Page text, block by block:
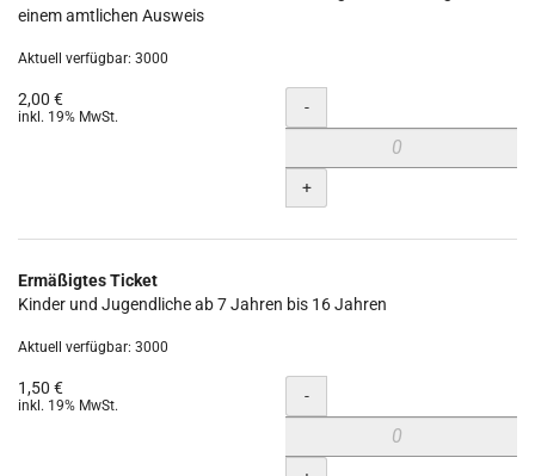
einem amtlichen Ausweis
Aktuell verfügbar: 3000
2,00 €
inkl. 19% MwSt. Menge
-
+
Ermäßigtes Ticket
Kinder und Jugendliche ab 7 Jahren bis 16 Jahren
Aktuell verfügbar: 3000
1,50 €
inkl. 19% MwSt. Menge
-